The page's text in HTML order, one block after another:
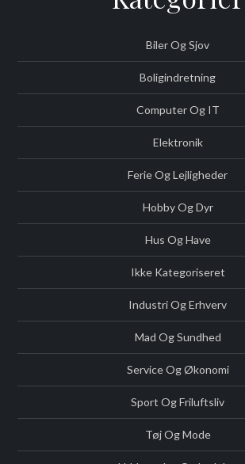
Biler Og Sjov
Boligindretning
Computer Og IT
Elektronik
Ferie Og Lejligheder
Hobby Og Dyr
Hus Og Have
Ikke Kategoriseret
Industri Og Erhverv
Mad Og Sundhed
Service Og Økonomi
Sport Og Friluftsliv
Tøj Og Mode